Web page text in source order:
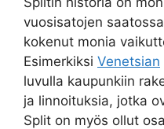
vuosisatojen
kokenut monia
Esimerkiksi Venetsian
luvulla kaupunkiin
ja linnoituksia, jotka
Split on myös ollut